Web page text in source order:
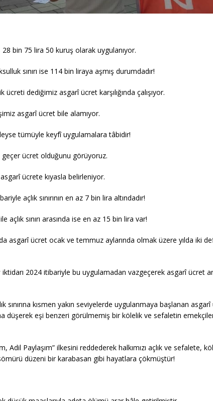
bin 75 lira 50 kuruş olarak uygulanıyor.
sınırı ise 114 bin liraya aşmış durumdadır!
dediğimiz asgarî ücret karşılığında çalışıyor.
asgarî ücret bile alamıyor.
tümüyle keyfî uygulamalara tâbidir!
geçer ücret olduğunu görüyoruz.
ücrete kıyasla belirleniyor.
açlık sınırının en az 7 bin lira altındadır!
açlık sınırı arasında ise en az 15 bin lira var!
asgarî ücret ocak ve temmuz aylarında olmak üzere yılda iki
2024 itibariyle bu uygulamadan vazgeçerek asgarî ücret
sınırına kısmen yakın seviyelerde uygulanmaya başlanan
düşerek eşi benzeri görülmemiş bir kölelik ve sefaletin
Adil Paylaşım” ilkesini reddederek halkımızı açlık ve sefalete,
düzeni bir karabasan gibi hayatlara çökmüştür!